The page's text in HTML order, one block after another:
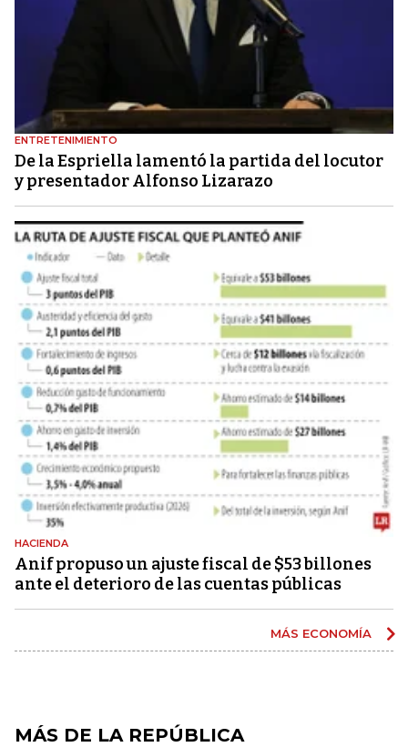
ENTRETENIMIENTO
De la Espriella lamentó la partida del locutor
y presentador Alfonso Lizarazo
HACIENDA
Anif propuso un ajuste fiscal de $53 billones
ante el deterioro de las cuentas públicas
MÁS ECONOMÍA
MÁS DE LA REPÚBLICA